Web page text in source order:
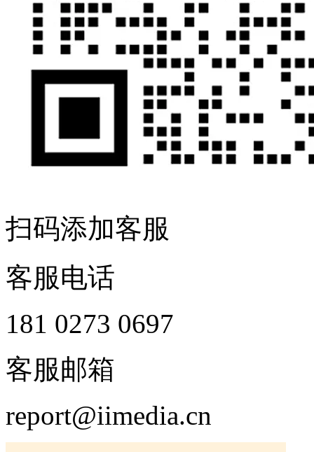
扫码添加客服
客服电话
181 0273 0697
客服邮箱
report@iimedia.cn